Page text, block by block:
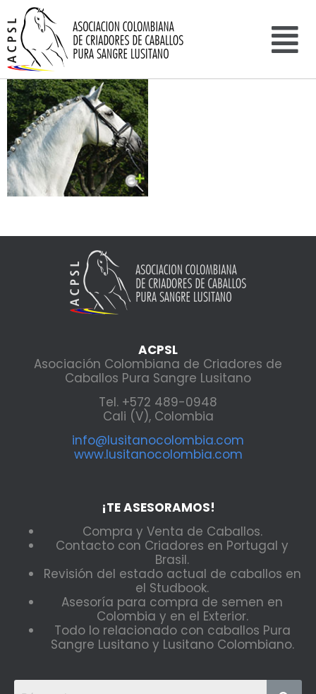
ACPSL
Asociación Colombiana de Criadores de
Caballos Pura Sangre Lusitano
Tel. +572 489-0948
Cali (V), Colombia
info@lusitanocolombia.com
www.lusitanocolombia.com
¡TE ASESORAMOS!
Compra y Venta de Caballos.
Contacto con Criadores en Portugal y
Brasil.
Revisión del estado actual de caballos en
el Studbook.
Asesoría para compra de semen en
Colombia y en el Exterior.
Todo lo relacionado con caballos Pura
Sangre Lusitano y Lusitano Colombiano.